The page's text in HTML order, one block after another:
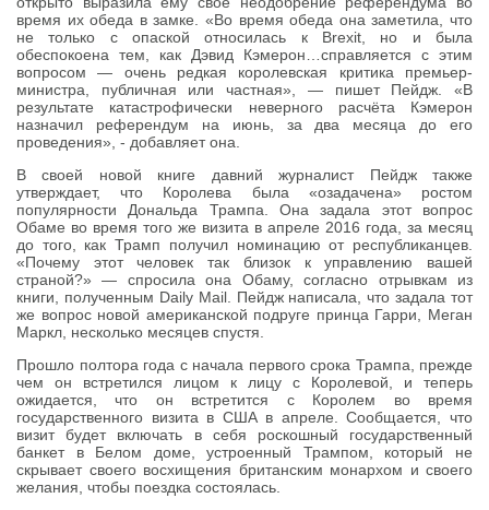
время их обеда в замке. «Во время обеда она заметила, что
не только с опаской относилась к Brexit, но и была
обеспокоена тем, как Дэвид Кэмерон…справляется с этим
вопросом — очень редкая королевская критика премьер-
министра, публичная или частная», — пишет Пейдж. «В
результате катастрофически неверного расчёта Кэмерон
назначил референдум на июнь, за два месяца до его
проведения», - добавляет она.
В своей новой книге давний журналист Пейдж также
утверждает, что Королева была «озадачена» ростом
популярности Дональда Трампа. Она задала этот вопрос
Обаме во время того же визита в апреле 2016 года, за месяц
до того, как Трамп получил номинацию от республиканцев.
«Почему этот человек так близок к управлению вашей
страной?» — спросила она Обаму, согласно отрывкам из
книги, полученным Daily Mail. Пейдж написала, что задала тот
же вопрос новой американской подруге принца Гарри, Меган
Маркл, несколько месяцев спустя.
Прошло полтора года с начала первого срока Трампа, прежде
чем он встретился лицом к лицу с Королевой, и теперь
ожидается, что он встретится с Королем во время
государственного визита в США в апреле. Сообщается, что
визит будет включать в себя роскошный государственный
банкет в Белом доме, устроенный Трампом, который не
скрывает своего восхищения британским монархом и своего
желания, чтобы поездка состоялась.